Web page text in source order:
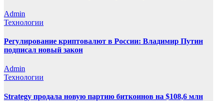
Admin
Технологии
Регулирование криптовалют в России: Владимир Путин
подписал новый закон
Admin
Технологии
Strategy продала новую партию биткоинов на $108,6 млн